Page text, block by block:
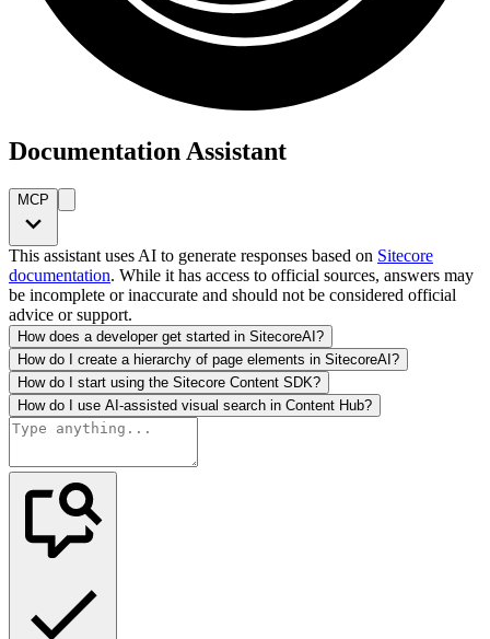
Documentation Assistant
MCP
This assistant uses AI to generate responses based on Sitecore
documentation. While it has access to official sources, answers may
be incomplete or inaccurate and should not be considered official
advice or support.
How does a developer get started in SitecoreAI?
How do I create a hierarchy of page elements in SitecoreAI?
How do I start using the Sitecore Content SDK?
How do I use AI-assisted visual search in Content Hub?